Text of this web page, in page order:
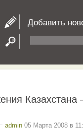
Добавить
Казахстана
admin 05 Марта 2008 в